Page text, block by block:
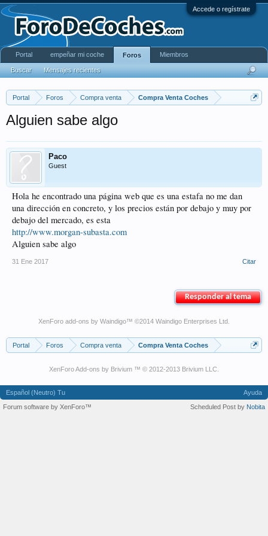
Accede o regístrate
Portal Foros Compra venta Compra Venta Coches
Alguien sabe algo
Paco
Guest
Hola he encontrado una página web que es una estafa no me dan
una dirección en concreto, y los precios están por debajo y muy por
debajo del mercado, es esta
http://www.morgan-subasta.com
Alguien sabe algo
31 Ene 2017 Citar
Responder al tema
XenForo add-ons by Waindigo™ ©2014 Waindigo Enterprises Ltd
Portal Foros Compra venta Compra Venta Coches
XenForo Add-ons by Brivium ™ © 2012-2013 Brivium LLC.
Portal empeñar mi coche Foros
Buscar Mensajes recientes
Miembros
Español (Neutro) Tu
Ayuda
Forum software by XenForo™
Scheduled Post by Nobita